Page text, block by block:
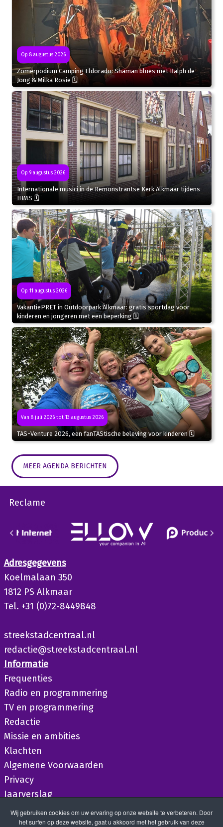
Op 8 augustus 2026
Zomerpodium Camping Eldorado: Shaman blues met Ralph de
Jong & Milka Rosie 🗓
Op 9 augustus 2026
Internationale musici in de Remonstrantse Kerk Alkmaar tijdens
IHMS 🗓
Op 11 augustus 2026
VakantiePRET in Outdoorpark Alkmaar: gratis sportdag voor
kinderen en jongeren met een beperking 🗓
Van 8 juli 2026 tot 13 augustus 2026
TAS-Venture 2026, een fanTAStische beleving voor kinderen 🗓
MEER AGENDA BERICHTEN
Reclame
Adresgegevens
Koelmalaan 350
1812 PS Alkmaar
Tel. +31 (0)72-8449848
streekstadcentraal.nl
redactie@streekstadcentraal.nl
Informatie
Frequenties
Radio en programmering
TV en programmering
Redactie
Missie en ambities
Klachten
Algemene Voorwaarden
Privacy
Jaarverslag
Wij gebruiken cookies om uw ervaring op onze website te verbeteren. Door
het surfen op deze website, gaat u akkoord met het gebruik van deze